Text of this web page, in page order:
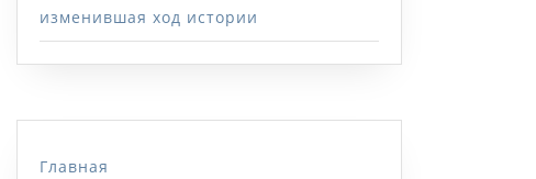
изменившая ход истории
Главная